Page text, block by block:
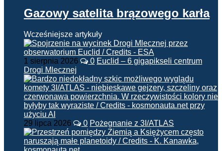
Gazowy satelita brązowego karła
Wcześniejsze artykuły
1 sierpnia 2026 0 Euclid – 6 gigapikseli centrum
Drogi Mlecznej
29 lipca 2026 0 Pożegnanie z 3I/ATLAS